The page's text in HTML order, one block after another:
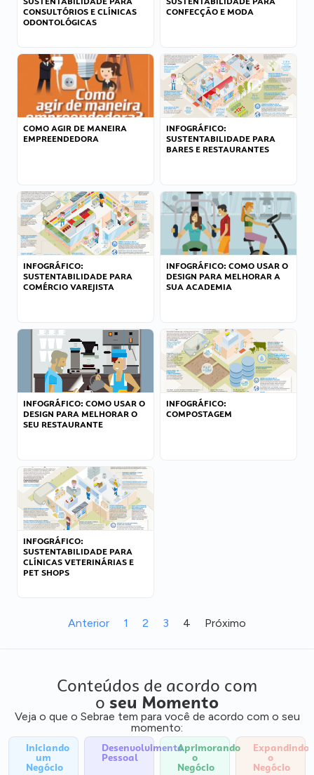
CONSULTÓRIOS E CLÍNICAS
ODONTOLÓGICAS
CONFECÇÃO E MODA
COMO AGIR DE MANEIRA
EMPREENDEDORA
INFOGRÁFICO:
SUSTENTABILIDADE PARA
BARES E RESTAURANTES
INFOGRÁFICO:
SUSTENTABILIDADE PARA
COMÉRCIO VAREJISTA
INFOGRÁFICO: COMO USAR O
DESIGN PARA MELHORAR A
SUA ACADEMIA
INFOGRÁFICO: COMO USAR O
DESIGN PARA MELHORAR O
SEU RESTAURANTE
INFOGRÁFICO:
COMPOSTAGEM
INFOGRÁFICO:
SUSTENTABILIDADE PARA
CLÍNICAS VETERINÁRIAS E
PET SHOPS
Anterior 1 2 3 4 Próximo
Conteúdos de acordo com
o seu Momento
Veja o que o Sebrae tem para você de acordo com o seu
momento:
Iniciando
um
Negócio
Desenvolvimento
Pessoal
Aprimorando
o
Negócio
Expandindo
o
Negócio